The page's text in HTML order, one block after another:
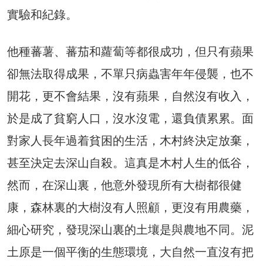
實驗和紀錄。
他種蕃薯、蕃茄和蘿蔔等都很成功，但只有蘋果
卻無法取得成果，不單只病蟲害年年侵襲，也不
開花，更不會結果，沒有蘋果，自然沒有收入，
於是成了貧窮人口，沒水沒電，還負債累累。面
對家人長年過着貧困的生活，木村終決定放棄，
甚至決定去深山自殺。這真是木村人生的低谷，
然而，在深山裏，他意外發現所有大樹都很健
康，森林裏的大樹沒有人照顧，更沒有用農藥，
細心研究，發現深山裏的土壤是與農地不同。泥
土原是一個平衡的生態環境，大自然一直沒有把